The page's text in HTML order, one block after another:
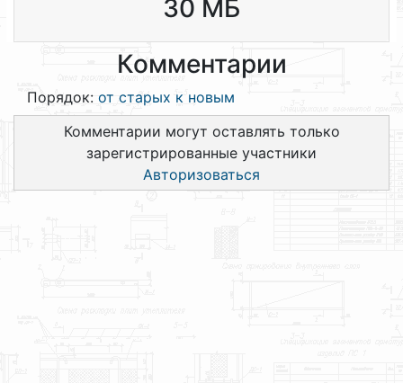
30 МБ
Комментарии
Порядок: от старых к новым
Комментарии могут оставлять только
зарегистрированные участники
Авторизоваться